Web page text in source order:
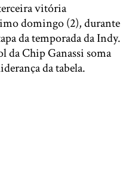
vitória
domingo (2), durante
da temporada da Indy.
da Chip Ganassi soma
da tabela.